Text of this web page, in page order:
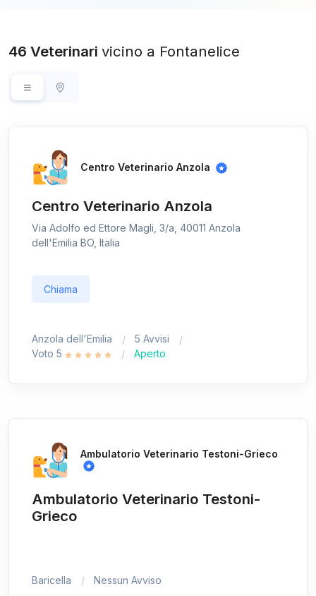
46 Veterinari vicino a Fontanelice
Centro Veterinario Anzola
Centro Veterinario Anzola
Via Adolfo ed Ettore Magli, 3/a, 40011 Anzola
dell'Emilia BO, Italia
Chiama
Anzola dell'Emilia
5 Avvisi
Voto 5
Aperto
Ambulatorio Veterinario Testoni-Grieco
Ambulatorio Veterinario Testoni-
Grieco
Baricella Nessun Avviso